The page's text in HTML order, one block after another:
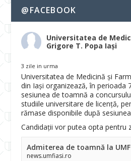
@FACEBOOK
Universitatea de
Grigore T. Popa Iași
3 zile in urma
Universitatea de Medicină și
din Iași organizează, în perioada
sesiunea de toamnă a
studiile universitare de licență,
rămase disponibile după
Candidații vor putea opta pentru
Admiterea de toamnă la
news.umfiasi.ro